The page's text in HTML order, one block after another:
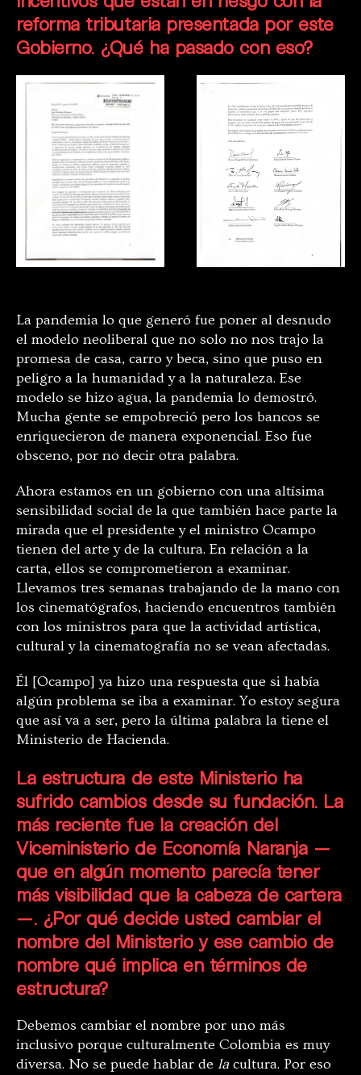
reforma tributaria presentada por este
Gobierno. ¿Qué ha pasado con eso?
La pandemia lo que generó fue poner al desnudo
el modelo neoliberal que no solo no nos trajo la
promesa de casa, carro y beca, sino que puso en
peligro a la humanidad y a la naturaleza. Ese
modelo se hizo agua, la pandemia lo demostró.
Mucha gente se empobreció pero los bancos se
enriquecieron de manera exponencial. Eso fue
obsceno, por no decir otra palabra.
Ahora estamos en un gobierno con una altísima
sensibilidad social de la que también hace parte la
mirada que el presidente y el ministro Ocampo
tienen del arte y de la cultura. En relación a la
carta, ellos se comprometieron a examinar.
Llevamos tres semanas trabajando de la mano con
los cinematógrafos, haciendo encuentros también
con los ministros para que la actividad artística,
cultural y la cinematografía no se vean afectadas.
Él [Ocampo] ya hizo una respuesta que si había
algún problema se iba a examinar. Yo estoy segura
que así va a ser, pero la última palabra la tiene el
Ministerio de Hacienda.
La estructura de este Ministerio ha
sufrido cambios desde su fundación. La
más reciente fue la creación del
Viceministerio de Economía Naranja —
que en algún momento parecía tener
más visibilidad que la cabeza de cartera
—. ¿Por qué decide usted cambiar el
nombre del Ministerio y ese cambio de
nombre qué implica en términos de
estructura?
Debemos cambiar el nombre por uno más
inclusivo porque culturalmente Colombia es muy
diversa. No se puede hablar de la cultura. Por eso